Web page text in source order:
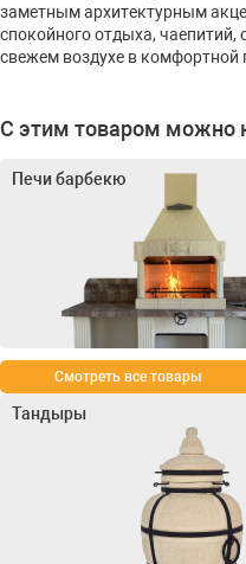
заметным архитектурным
спокойного отдыха,
свежем воздухе в комфортной
С этим товаром можно
Печи барбекю
Смотреть все товары
Тандыры